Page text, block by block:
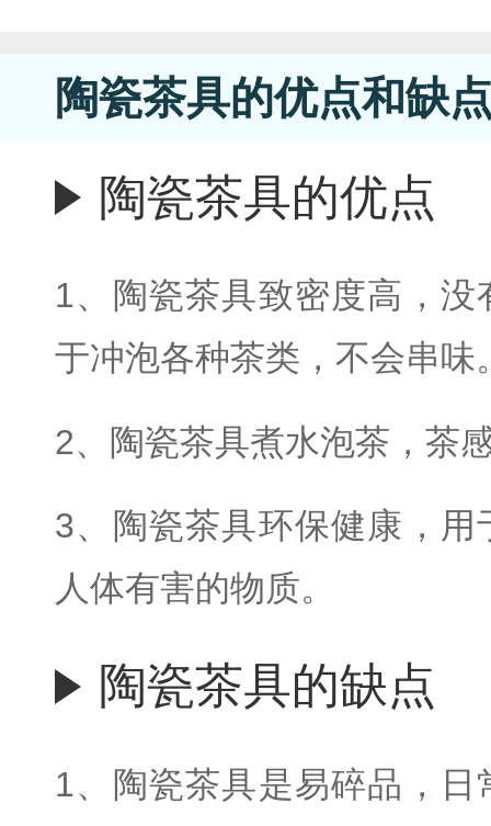
陶瓷茶具的优点和缺
陶瓷茶具的优点
1、陶瓷茶具致密度高，没
于冲泡各种茶类，不会串味
2、陶瓷茶具煮水泡茶，茶
3、陶瓷茶具环保健康，用
人体有害的物质。
陶瓷茶具的缺点
1、陶瓷茶具是易碎品，日